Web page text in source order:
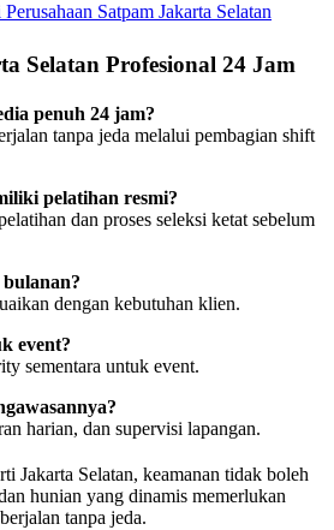
Satpam Jakarta Selatan
Selatan Profesional 24 Jam
penuh 24 jam?
tanpa jeda melalui pembagian shift
pelatihan resmi?
dan proses seleksi ketat sebelum
dengan kebutuhan klien.
event?
sementara untuk event.
harian, dan supervisi lapangan.
Jakarta Selatan, keamanan tidak boleh
hunian yang dinamis memerlukan
tanpa jeda.